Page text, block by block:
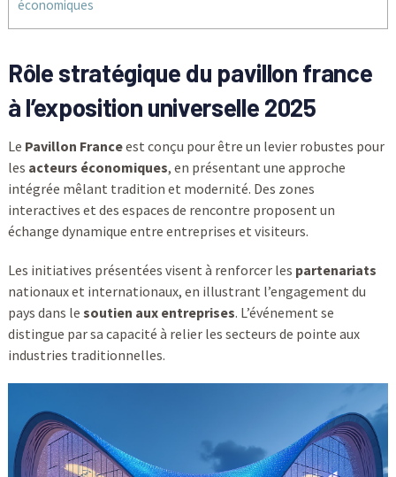
économiques
Rôle stratégique du pavillon france
à l’exposition universelle 2025
Le Pavillon Franceest conçu pour être un levier robustes pour
les acteurs économiques, en présentant une approche
intégrée mêlant tradition et modernité. Des zones
interactives et des espaces de rencontre proposent un
échange dynamique entre entreprises et visiteurs.
Les initiatives présentées visent à renforcer les partenariats
nationaux et internationaux, en illustrant l’engagement du
pays dans le soutien aux entreprises. L’événement se
distingue par sa capacité à relier les secteurs de pointe aux
industries traditionnelles.